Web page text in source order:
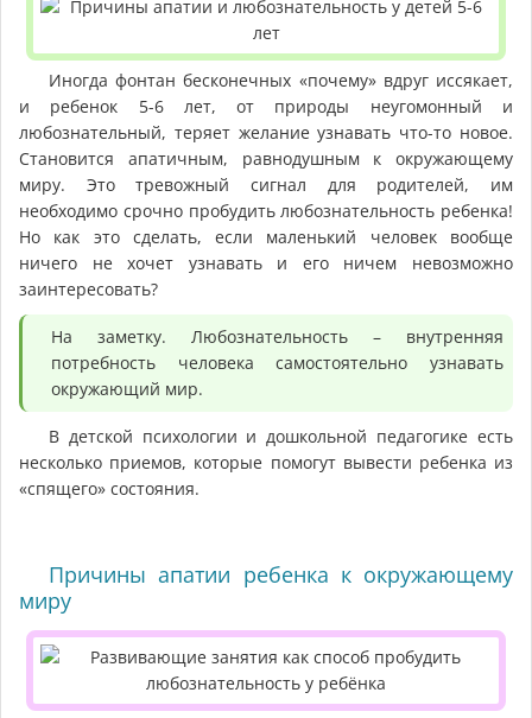
Иногда фонтан бесконечных «почему» вдруг иссякает,
и ребенок 5-6 лет, от природы неугомонный и
любознательный, теряет желание узнавать что-то новое.
Становится апатичным, равнодушным к окружающему
миру. Это тревожный сигнал для родителей, им
необходимо срочно пробудить любознательность ребенка!
Но как это сделать, если маленький человек вообще
ничего не хочет узнавать и его ничем невозможно
заинтересовать?
На заметку. Любознательность – внутренняя
потребность человека самостоятельно узнавать
окружающий мир.
В детской психологии и дошкольной педагогике есть
несколько приемов, которые помогут вывести ребенка из
«спящего» состояния.
Причины апатии ребенка к окружающему
миру